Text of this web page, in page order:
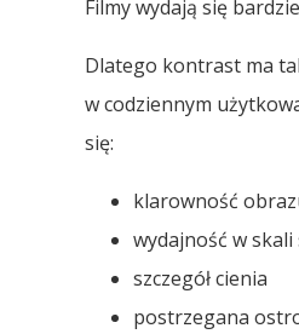
Filmy wydają się
Dlatego kontrast ma
w codziennym
się:
klarowność
wydajność w skali
szczegół cienia
postrzegana